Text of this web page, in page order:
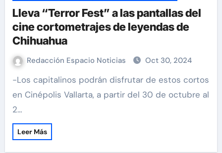
Lleva “Terror Fest” a las pantallas del
cine cortometrajes de leyendas de
Chihuahua
Redacción Espacio Noticias Oct 30, 2024
-Los capitalinos podrán disfrutar de estos cortos
en Cinépolis Vallarta, a partir del 30 de octubre al
2…
Leer Más